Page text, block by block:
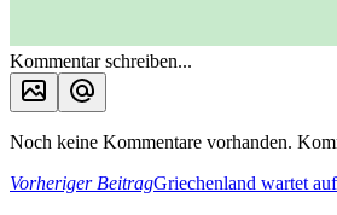
Kommentar schreiben...
Noch keine Kommentare vorhanden.
Vorheriger BeitragGriechenland wartet